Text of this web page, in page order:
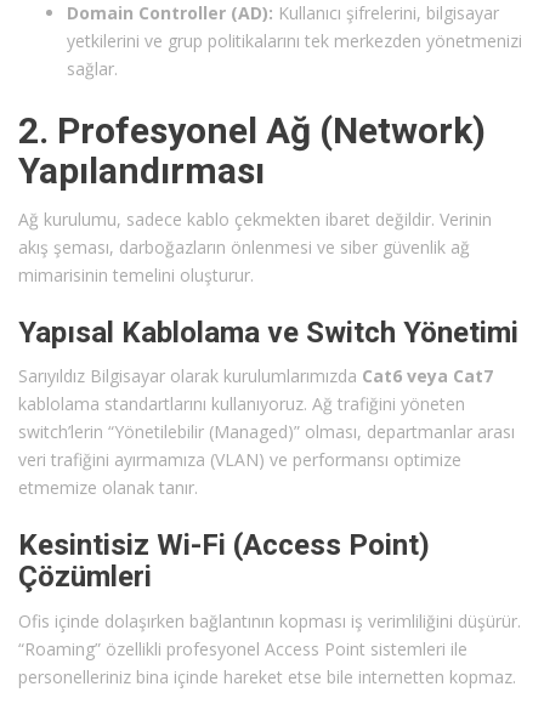
Domain Controller (AD): Kullanıcı şifrelerini, bilgisayar
yetkilerini ve grup politikalarını tek merkezden yönetmenizi
sağlar.
2. Profesyonel Ağ (Network)
Yapılandırması
Ağ kurulumu, sadece kablo çekmekten ibaret değildir. Verinin
akış şeması, darboğazların önlenmesi ve siber güvenlik ağ
mimarisinin temelini oluşturur.
Yapısal Kablolama ve Switch Yönetimi
Sarıyıldız Bilgisayar olarak kurulumlarımızda Cat6 veya Cat7
kablolama standartlarını kullanıyoruz. Ağ trafiğini yöneten
switch’lerin “Yönetilebilir (Managed)” olması, departmanlar arası
veri trafiğini ayırmamıza (VLAN) ve performansı optimize
etmemize olanak tanır.
Kesintisiz Wi-Fi (Access Point)
Çözümleri
Ofis içinde dolaşırken bağlantının kopması iş verimliliğini düşürür.
“Roaming” özellikli profesyonel Access Point sistemleri ile
personelleriniz bina içinde hareket etse bile internetten kopmaz.